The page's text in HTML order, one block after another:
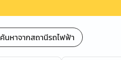
ค้นหาจากสถานีรถไฟฟ้า